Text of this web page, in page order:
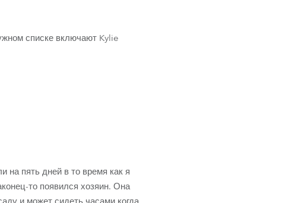
France
Русскоязычные территории
списке включают Kylie
на пять дней в то время как я
то появился хозяин. Она